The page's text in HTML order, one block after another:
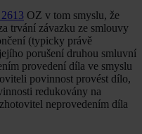
OZ v tom smyslu, že
trvání závazku ze smlouvy
(typicky právě
porušení druhou smluvní
provedení díla ve smyslu
povinnost provést dílo,
redukovány na
neprovedením díla